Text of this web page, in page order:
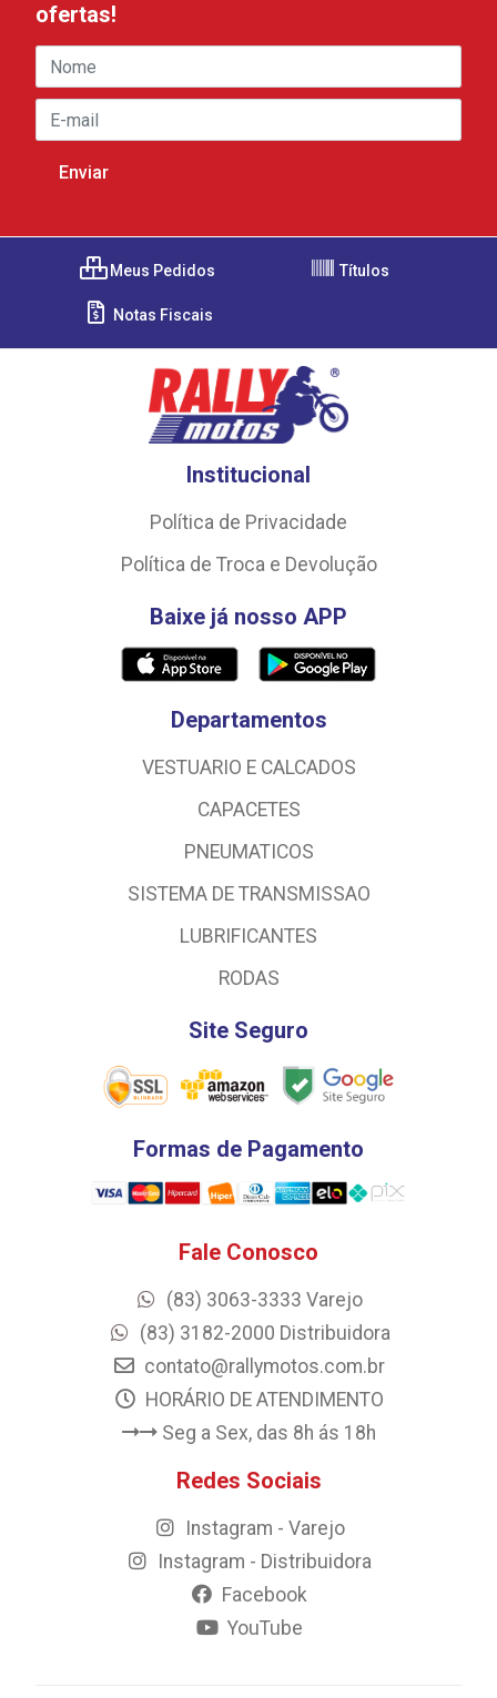
ofertas!
Meus Pedidos Títulos
Notas Fiscais
Institucional
Política de Privacidade
Política de Troca e Devolução
Baixe já nosso APP
Departamentos
VESTUARIO E CALCADOS
CAPACETES
PNEUMATICOS
SISTEMA DE TRANSMISSAO
LUBRIFICANTES
RODAS
Site Seguro
Formas de Pagamento
Fale Conosco
(83) 3063-3333 Varejo
(83) 3182-2000 Distribuidora
contato@rallymotos.com.br
HORÁRIO DE ATENDIMENTO
Seg a Sex, das 8h ás 18h
Redes Sociais
Instagram - Varejo
Instagram - Distribuidora
Facebook
YouTube